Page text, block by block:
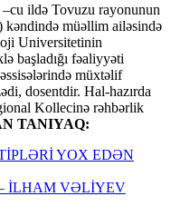
ildə Tovuzu rayonunun
kəndində müəllim ailəsində
Universitetinin
başladığı fəaliyyəti
müxtəlif
dosentdir. Hal-hazırda
Kollecinə rəhbərlik
TANIYAQ:
YOX EDƏN
İLHAM VƏLİYEV